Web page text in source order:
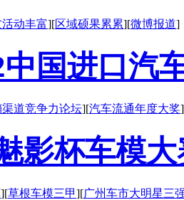
活动丰富][区域硕果累累][微博报道]
中国进口汽
道竞争力论坛][汽车流通年度大奖]
影杯车模
][草根车模三甲][广州车市大明星三